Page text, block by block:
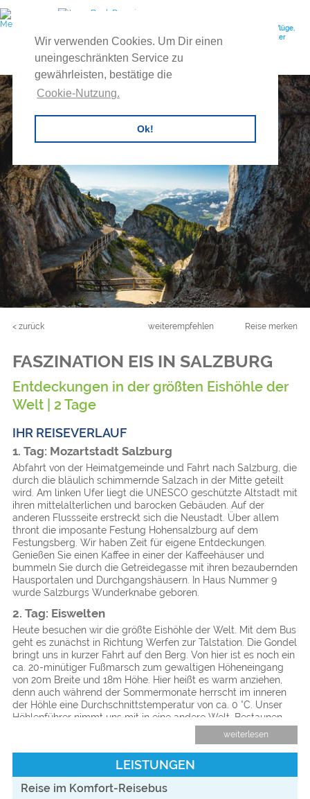
Wir verwenden Cookies. Um Dir einen
uneingeschränkten Service zu
gewährleisten, bestätige die
Cookie-Nutzung.
Ok!
Ihr Reiseveranstalter für individuelle Gruppenreisen, Feuerwehrausflüge,
Vereinsreisen, Betriebsausflüge, Exkursionen, Tagesreisen, Buscharter
uvm.
< zurück weiterempfehlen Reise merken
FASZINATION EIS IN SALZBURG
Entdeckungen in der größten Eishöhle der
Welt | 2 Tage
IHR REISEVERLAUF
1. Tag: Mozartstadt Salzburg
Abfahrt von der Heimatgemeinde und Fahrt nach Salzburg, die
durch die bläulich schimmernde Salzach in der Mitte geteilt
wird. Am linken Ufer liegt die UNESCO geschützte Altstadt mit
ihren mittelalterlichen und barocken Gebäuden. Auf der
anderen Flussseite erstreckt sich die Neustadt. Über allem
thront die imposante Festung Hohensalzburg auf dem
Festungsberg. Wir haben Zeit für eigene Entdeckungen.
Genießen Sie einen Kaffee in einer der Kaffeehäuser und
bummeln Sie durch die Getreidegasse mit ihren bezaubernden
Hausportalen und Durchgangshäusern. In Haus Nummer 9
wurde Salzburgs Wunderknabe geboren.
2. Tag: Eiswelten
Heute besuchen wir die größte Eishöhle der Welt. Mit dem Bus
geht es zunächst in Richtung Werfen zur Talstation. Die Gondel
bringt uns in kurzer Fahrt auf den Berg. Von hier ist es noch ein
ca. 20-minütiger Fußmarsch zum gewaltigen Höheneingang
von 20m Breite und 18m Höhe. Hier heißt es warm anziehen,
denn auch während der Sommermonate herrscht im inneren
der Höhle eine Durchschnittstemperatur von ca. 0 °C. Unser
Höhlenführer nimmt uns mit in eine andere Welt. Bestaunen
Sie die imposanten Gebilde aus Fels und Eis im Berginneren –
eine faszinierende winterliche Zaubereiswelt mit riesigen
Eiszapfen und glitzernden Farbenspielen. Ausruhen und
Aufwärmen können wir uns anschließend auf der
Panoramaterrasse des Gasthauses an der Bergstation bevor
es wieder hinuntergeht und der Bus uns nach Hause bringt.
weiterlesen
LEISTUNGEN
Reise im Komfort-Reisebus